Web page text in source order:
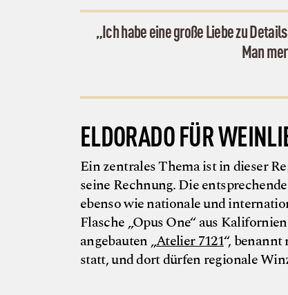
„Ich habe eine große Liebe zu
Man
ELDORADO FÜR
Ein zentrales Thema ist in dieser
seine Rechnung. Die
ebenso wie nationale und
Flasche „Opus One“ aus
angebauten „Atelier 7121“,
statt, und dort dürfen regionale